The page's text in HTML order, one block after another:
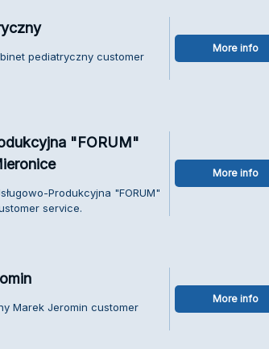
pediatryczny customer
More info
"FORUM"
Produkcyjna "FORUM"
service.
More info
Marek Jeromin customer
More info